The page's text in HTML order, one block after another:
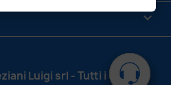

Luigi srl - Tutti i diritti